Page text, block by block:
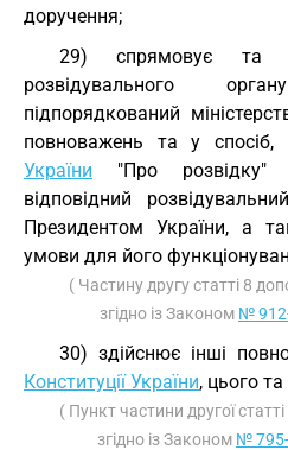
доручення;
29) спрямовує та
розвідувального
підпорядкований
повноважень та у спосіб,
України "Про розвідку"
відповідний
Президентом України, а
умови для його
( Частину другу статті 8
згідно із Законом №
30) здійснює інші
Конституції України, цього
( Пункт частини другої
згідно із Законом № 795-